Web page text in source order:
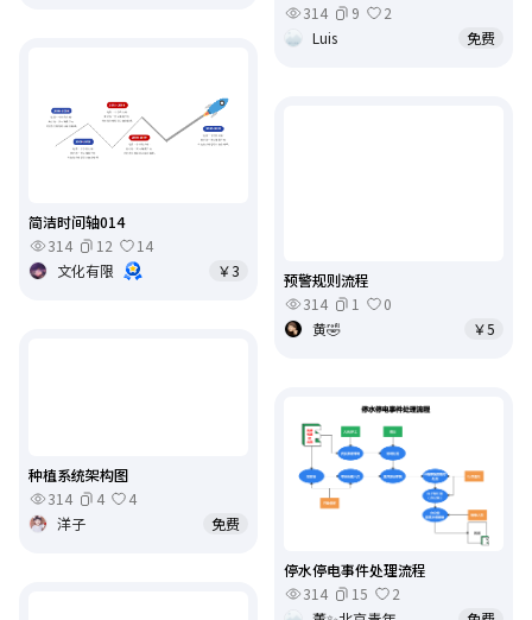
314
9
2
Luis
免费
简洁时间轴014
314
12
14
文化有限
￥3
预警规则流程
314
1
0
黄🤣
￥5
种植系统架构图
314
4
4
洋子
免费
停水停电事件处理流程
314
15
2